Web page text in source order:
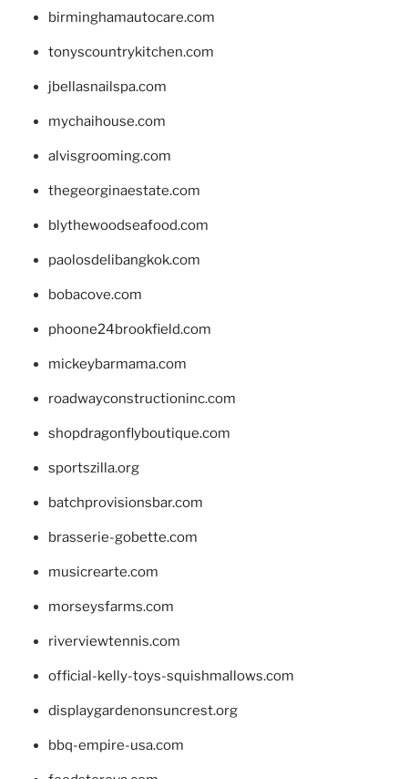
birminghamautocare.com
tonyscountrykitchen.com
jbellasnailspa.com
mychaihouse.com
alvisgrooming.com
thegeorginaestate.com
blythewoodseafood.com
paolosdelibangkok.com
bobacove.com
phoone24brookfield.com
mickeybarmama.com
roadwayconstructioninc.com
shopdragonflyboutique.com
sportszilla.org
batchprovisionsbar.com
brasserie-gobette.com
musicrearte.com
morseysfarms.com
riverviewtennis.com
official-kelly-toys-squishmallows.com
displaygardenonsuncrest.org
bbq-empire-usa.com